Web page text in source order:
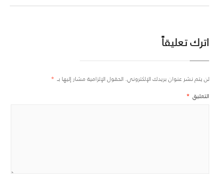
اترك تعليقاً
لن يتم نشر عنوان بريدك الإلكتروني. الحقول الإلزامية مشار إليها بـ *
التعليق *